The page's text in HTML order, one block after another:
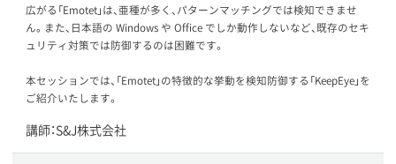
広がる「Emotet」は、亜種が多く、パターンマッチングでは検知できませ
ん。また、日本語の Windows や Office でしか動作しないなど、既存のセキ
ュリティ対策では防御するのは困難です。
本セッションでは、「Emotet」の特徴的な挙動を検知防御する「KeepEye」を
ご紹介いたします。
講師：S&J株式会社